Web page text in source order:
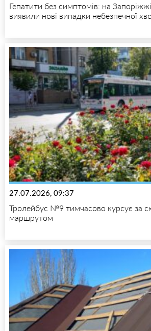
Гепатити без симптомів: на
виявили нові випадки небезпечної
27.07.2026, 09:37
Тролейбус №9 тимчасово курсує за
маршрутом